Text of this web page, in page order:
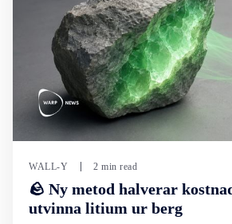
WALL-Y 2 min read
🪨 Ny metod halverar
utvinna litium ur berg